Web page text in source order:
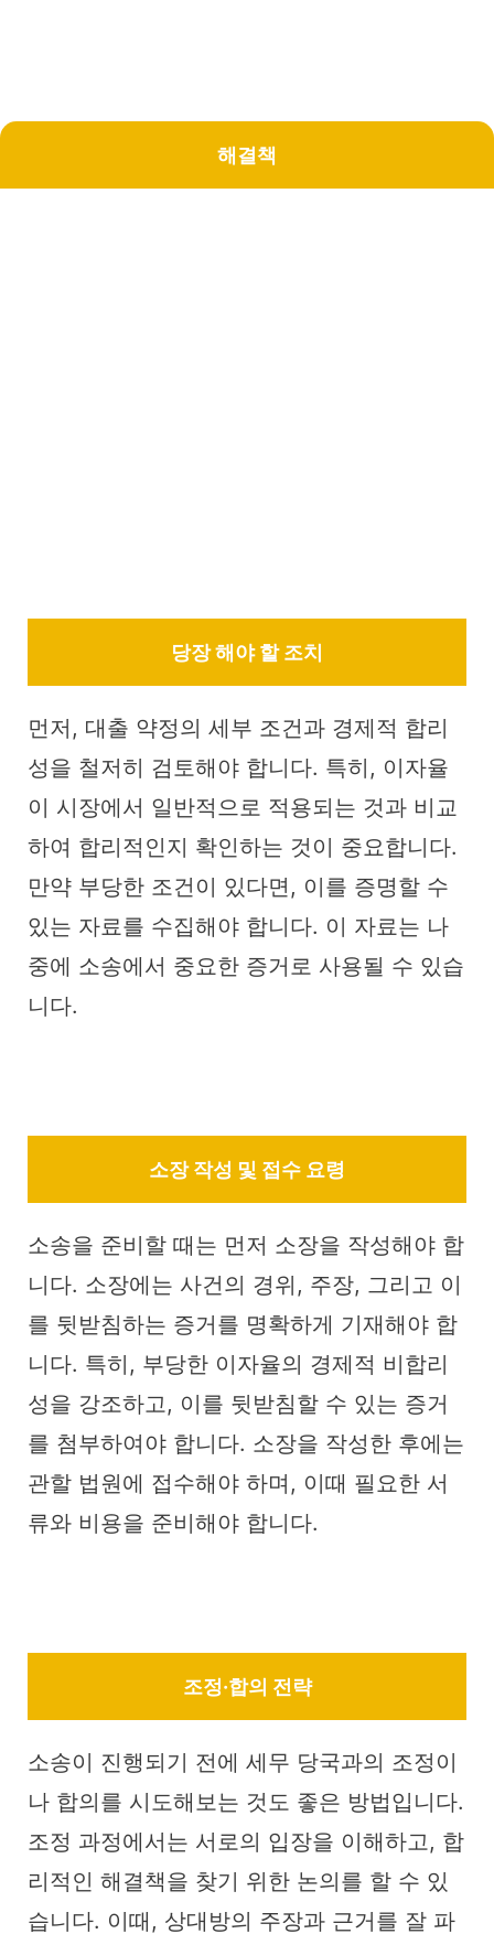
해결책
당장 해야 할 조치
먼저, 대출 약정의 세부 조건과 경제적 합리
성을 철저히 검토해야 합니다. 특히, 이자율
이 시장에서 일반적으로 적용되는 것과 비교
하여 합리적인지 확인하는 것이 중요합니다.
만약 부당한 조건이 있다면, 이를 증명할 수
있는 자료를 수집해야 합니다. 이 자료는 나
중에 소송에서 중요한 증거로 사용될 수 있습
니다.
소장 작성 및 접수 요령
소송을 준비할 때는 먼저 소장을 작성해야 합
니다. 소장에는 사건의 경위, 주장, 그리고 이
를 뒷받침하는 증거를 명확하게 기재해야 합
니다. 특히, 부당한 이자율의 경제적 비합리
성을 강조하고, 이를 뒷받침할 수 있는 증거
를 첨부하여야 합니다. 소장을 작성한 후에는
관할 법원에 접수해야 하며, 이때 필요한 서
류와 비용을 준비해야 합니다.
조정·합의 전략
소송이 진행되기 전에 세무 당국과의 조정이
나 합의를 시도해보는 것도 좋은 방법입니다.
조정 과정에서는 서로의 입장을 이해하고, 합
리적인 해결책을 찾기 위한 논의를 할 수 있
습니다. 이때, 상대방의 주장과 근거를 잘 파